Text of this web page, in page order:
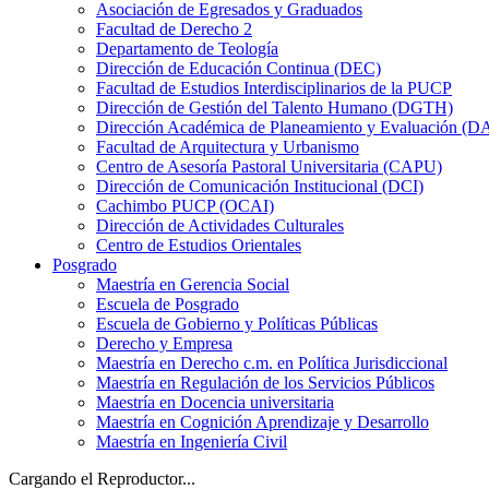
Asociación de Egresados y Graduados
Facultad de Derecho 2
Departamento de Teología
Dirección de Educación Continua (DEC)
Facultad de Estudios Interdisciplinarios de la PUCP
Dirección de Gestión del Talento Humano (DGTH)
Dirección Académica de Planeamiento y Evaluación
Facultad de Arquitectura y Urbanismo
Centro de Asesoría Pastoral Universitaria (CAPU)
Dirección de Comunicación Institucional (DCI)
Cachimbo PUCP (OCAI)
Dirección de Actividades Culturales
Centro de Estudios Orientales
Posgrado
Maestría en Gerencia Social
Escuela de Posgrado
Escuela de Gobierno y Políticas Públicas
Derecho y Empresa
Maestría en Derecho c.m. en Política Jurisdiccional
Maestría en Regulación de los Servicios Públicos
Maestría en Docencia universitaria
Maestría en Cognición Aprendizaje y Desarrollo
Maestría en Ingeniería Civil
Cargando el Reproductor...